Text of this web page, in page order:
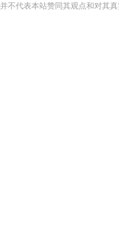
并不代表本站赞同其观点和对其